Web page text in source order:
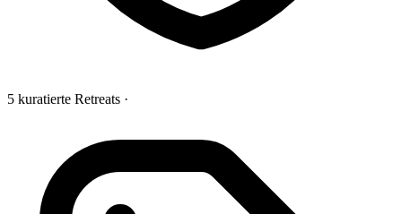
5 kuratierte Retreats ·